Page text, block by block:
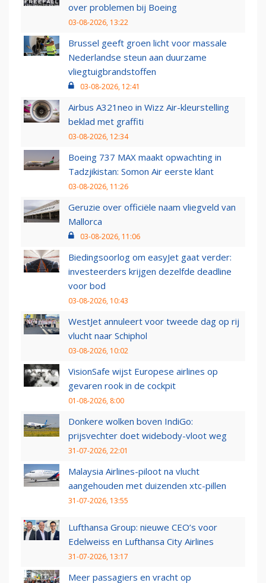
over problemen bij Boeing
03-08-2026, 13:22
Brussel geeft groen licht voor massale
Nederlandse steun aan duurzame
vliegtuigbrandstoffen
03-08-2026, 12:41
Airbus A321neo in Wizz Air-kleurstelling
beklad met graffiti
03-08-2026, 12:34
Boeing 737 MAX maakt opwachting in
Tadzjikistan: Somon Air eerste klant
03-08-2026, 11:26
Geruzie over officiële naam vliegveld van
Mallorca
03-08-2026, 11:06
Biedingsoorlog om easyJet gaat verder:
investeerders krijgen dezelfde deadline
voor bod
03-08-2026, 10:43
WestJet annuleert voor tweede dag op rij
vlucht naar Schiphol
03-08-2026, 10:02
VisionSafe wijst Europese airlines op
gevaren rook in de cockpit
01-08-2026, 8:00
Donkere wolken boven IndiGo:
prijsvechter doet widebody-vloot weg
31-07-2026, 22:01
Malaysia Airlines-piloot na vlucht
aangehouden met duizenden xtc-pillen
31-07-2026, 13:55
Lufthansa Group: nieuwe CEO’s voor
Edelweiss en Lufthansa City Airlines
31-07-2026, 13:17
Meer passagiers en vracht op